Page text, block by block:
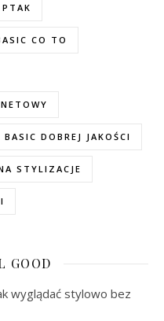
PTAK
CO TO
BASIC DOBREJ JAKOŚCI
STYLIZACJE
GOOD
wyglądać stylowo bez